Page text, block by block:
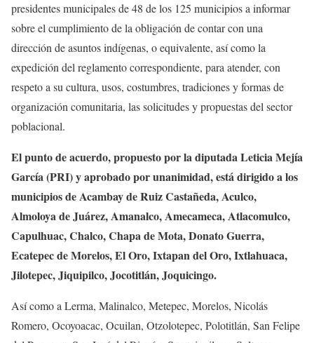
presidentes municipales de 48 de los 125 municipios a informar
sobre el cumplimiento de la obligación de contar con una
dirección de asuntos indígenas, o equivalente, así como la
expedición del reglamento correspondiente, para atender, con
respeto a su cultura, usos, costumbres, tradiciones y formas de
organización comunitaria, las solicitudes y propuestas del sector
poblacional.
El punto de acuerdo, propuesto por la diputada Leticia Mejía
García (PRI) y aprobado por unanimidad, está dirigido a los
municipios de Acambay de Ruiz Castañeda, Aculco,
Almoloya de Juárez, Amanalco, Amecameca, Atlacomulco,
Capulhuac, Chalco, Chapa de Mota, Donato Guerra,
Ecatepec de Morelos, El Oro, Ixtapan del Oro, Ixtlahuaca,
Jilotepec, Jiquipilco, Jocotitlán, Joquicingo.
Así como a Lerma, Malinalco, Metepec, Morelos, Nicolás
Romero, Ocoyoacac, Ocuilan, Otzolotepec, Polotitlán, San Felipe